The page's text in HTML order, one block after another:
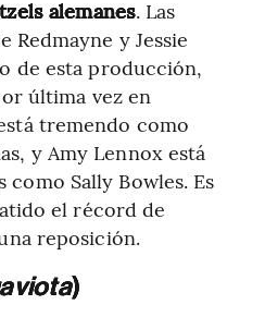
alemanes. Las
Redmayne y Jessie
de esta producción,
última vez en
tremendo como
y Amy Lennox está
Sally Bowles. Es
el récord de
reposición.
)